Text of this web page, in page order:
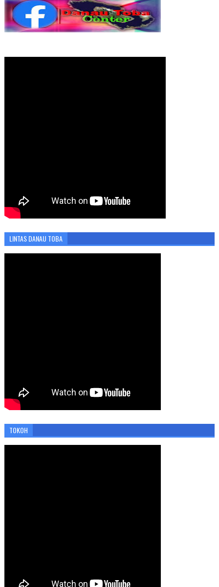
LINTAS DANAU TOBA
TOKOH